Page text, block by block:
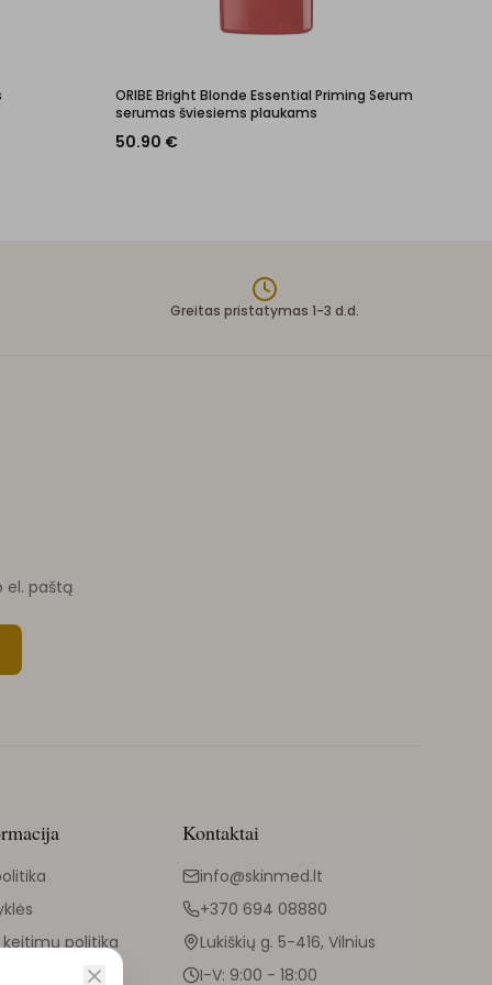
ORIBE Bright Blonde Essential Priming Serum
serumas šviesiems plaukams
50.90 €
Greitas pristatymas 1-3 d.d.
el. paštą
politika
Kontaktai
info@skinmed.lt
+370 694 08880
Lukiškių g. 5-416, Vilnius
I-V: 9:00 - 18:00